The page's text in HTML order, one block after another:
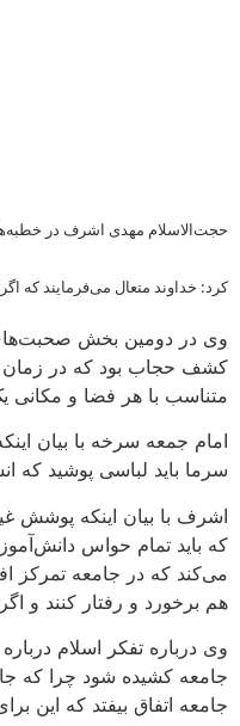
حجت‌الاسلام مهدی اشرف در
کرد: خداوند متعال می‌فرمایند که
وی در دومین بخش صحبت‌های
کشف حجاب بود که در زمان
متناسب با هر فضا و مکانی
امام جمعه سرخه با بیان
سرما باید لباسی پوشید که
اشرف با بیان اینکه پوشش
که باید تمام حواس دانش‌آموز
می‌کند که در جامعه تمرکز
هم برخورد و رفتار کنند و
وی درباره تفکر اسلام
جامعه کشیده شود چرا که
جامعه اتفاق بیفتد که این